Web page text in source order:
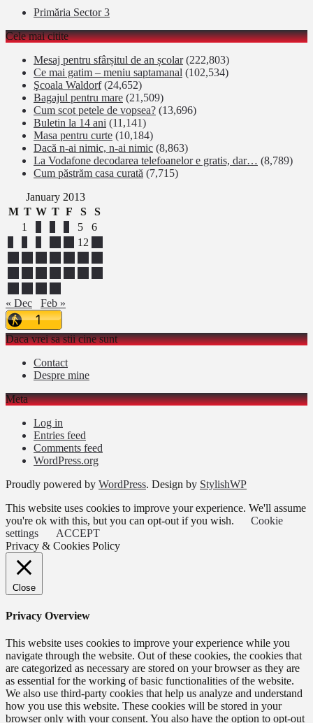
Primăria Sector 3
Cele mai citite
Mesaj pentru sfârșitul de an școlar (222,803)
Ce mai gatim – meniu saptamanal (102,534)
Şcoala Waldorf (24,652)
Bagajul pentru mare (21,509)
Cum scot petele de vopsea? (13,696)
Buletin la 14 ani (11,141)
Masa pentru curte (10,184)
Dacă n-ai nimic, n-ai nimic (8,863)
La Vodafone decodarea telefoanelor e gratis, dar… (8,789)
Cum păstrăm casa curată (7,715)
January 2013
M T W T F S
S
1
5
6
12
« Dec
Feb »
Daca vrei sa stii cine sunt
Contact
Despre mine
Meta
Log in
Entries feed
Comments feed
WordPress.org
Proudly powered by WordPress. Design by StylishWP
This website uses cookies to improve your experience. We'll assume
you're ok with this, but you can opt-out if you wish.
Cookie
settings
ACCEPT
Privacy & Cookies Policy
Close
Privacy Overview
This website uses cookies to improve your experience while you
navigate through the website. Out of these cookies, the cookies that
are categorized as necessary are stored on your browser as they are
as essential for the working of basic functionalities of the website.
We also use third-party cookies that help us analyze and understand
how you use this website. These cookies will be stored in your
browser only with your consent. You also have the option to opt-out